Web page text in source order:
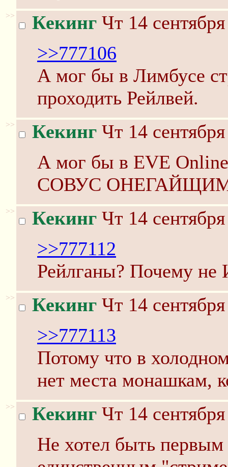
>> Кекинг Чт 14
>>777106
А мог бы в Лимбусе
проходить Рейлвей.
>> Кекинг Чт 14
А мог бы в EVE Online
СОВУС
>> Кекинг Чт 14
>>777112
Рейлганы? Почему не
>> Кекинг Чт 14
>>777113
Потому что в
нет места монашкам,
>> Кекинг Чт 14
Не хотел быть первым